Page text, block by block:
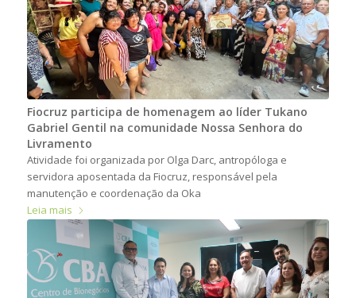
Fiocruz participa de homenagem ao líder Tukano
Gabriel Gentil na comunidade Nossa Senhora do
Livramento
Atividade foi organizada por Olga Darc, antropóloga e
servidora aposentada da Fiocruz, responsável pela
manutenção e coordenação da Oka
Leia mais